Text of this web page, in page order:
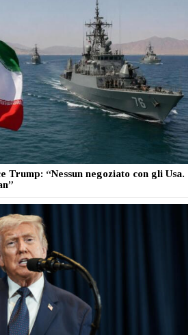
Trump: “Nessun negoziato con gli Usa.